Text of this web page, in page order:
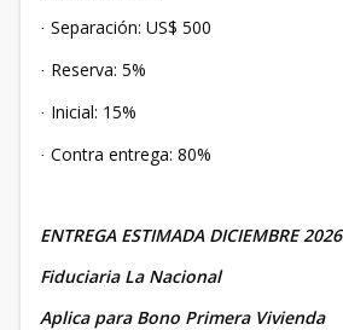
· Separación: US$ 500
· Reserva: 5%
· Inicial: 15%
· Contra entrega: 80%
ENTREGA ESTIMADA DICIEMBRE 2026
Fiduciaria La Nacional
Aplica para Bono Primera Vivienda